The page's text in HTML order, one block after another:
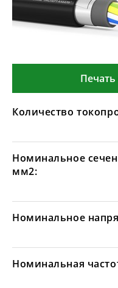
Количество
Номинальное
мм2:
Номинальное
Номинальная